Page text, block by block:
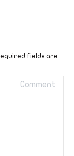
fields are
Comment